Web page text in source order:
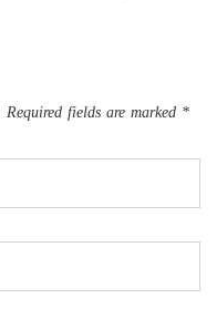
Required fields are marked *